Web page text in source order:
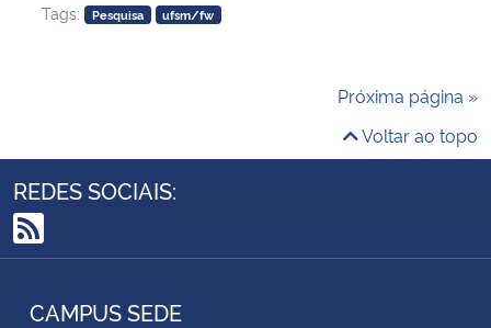
Tags:
Pesquisa ufsm/fw
Próxima página »
Voltar ao topo
REDES SOCIAIS:
RSS
CAMPUS SEDE